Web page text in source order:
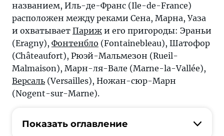
названием, Иль-де-Франс (Ile-de-France)
расположен между реками Сена, Марна, Уаза
и охватывает Париж и его пригороды: Эраньи
(Eragny), Фонтенбло (Fontainebleau), Шатофор
(Châteaufort), Рюэй-Мальмезон (Rueil-
Malmaison), Марн-ля-Вале (Marne-la-Vallée),
Версаль (Versailles), Ножан-сюр-Марн
(Nogent-sur-Marne).
Показать оглавление